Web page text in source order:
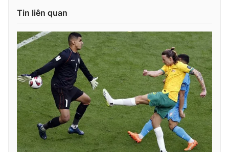
Tin liên quan